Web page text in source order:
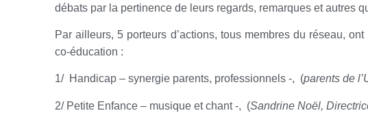
débats par la pertinence de leurs regards, remarques et autres
Par ailleurs, 5 porteurs d’actions, tous membres du réseau,
co-éducation :
1/ Handicap – synergie parents, professionnels -, (parents de
2/ Petite Enfance – musique et chant -, (Sandrine Noël,